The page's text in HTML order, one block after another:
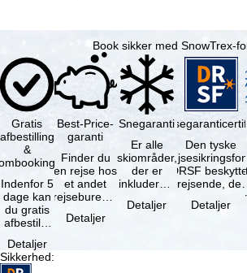
Book sikker med SnowTrex-
Gratis
afbestilling
&
Indenfor 5
dage kan
du gratis
afbestille
booking.
Det er
Detaljer
Best-Price-
garanti
Finder du
en rejse hos
et andet
rejsebureau,
er billigere
Detaljer
Snegaranti
Er alle
skiområder,
der er
inkluderet i
bookede
Detaljer
Den tyske
DRSF
rejsende, der
pakkerejse eller
Detaljer
Sikkerhed: